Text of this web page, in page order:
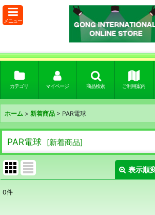
メニュー
カテゴリ マイページ 商品検索 ご利用案内
ホーム > 新着商品 > PAR電球
PAR電球 [新着商品]
表示順
表示数
0件